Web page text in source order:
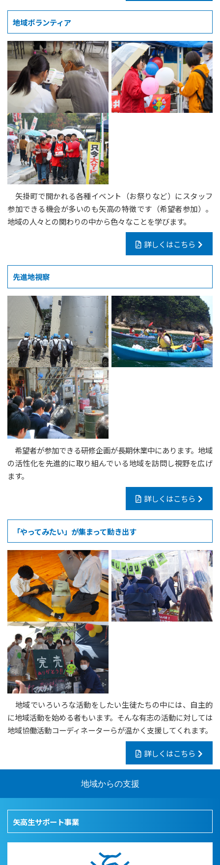
地域ボランティア
矢掛町で開かれる各種イベント（お祭りなど）にスタッフ
参加できる機会が多いのも矢高の特徴です（希望者参加）。
地域の人々との関わりの中から色々なことを学びます。
詳しくはこちら
先進地視察
希望者が参加できる研修企画が長期休業中にあります。地域
の活性化を先進的に取り組んでいる地域を訪問し視野を広げ
ます。
詳しくはこちら
「やってみたい」が集まって動き出す
地域でいろいろな活動をしたい生徒たちの中には、自主的
に地域活動を始める者もいます。そんな有志の活動に対しては
地域協働活動コーディネーターらが温かく支援してくれます。
詳しくはこちら
地域からの支援
矢高生サポート事業